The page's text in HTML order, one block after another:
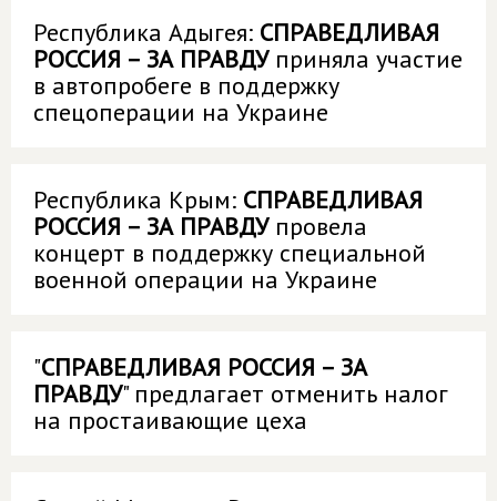
Республика Адыгея: СПРАВЕДЛИВАЯ
РОССИЯ – ЗА ПРАВДУприняла участие
в автопробеге в поддержку
спецоперации на Украине
Республика Крым: СПРАВЕДЛИВАЯ
РОССИЯ – ЗА ПРАВДУпровела
концерт в поддержку специальной
военной операции на Украине
"СПРАВЕДЛИВАЯ РОССИЯ – ЗА
ПРАВДУ" предлагает отменить налог
на простаивающие цеха